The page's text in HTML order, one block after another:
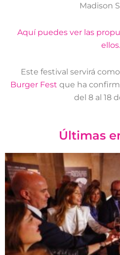
Madison
Aquí puedes ver las
ellos.
Este festival servirá
Burger Fest que ha
del 8 al 18
Últimas